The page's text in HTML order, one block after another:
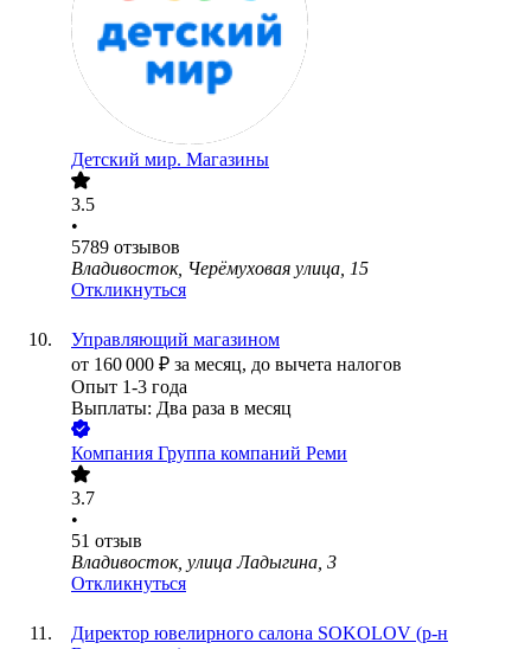
Детский мир. Магазины
3.5
•
5789 отзывов
Владивосток, Черёмуховая улица, 15
Откликнуться
Управляющий магазином
от 160 000 ₽ за месяц, до вычета налогов
Опыт 1-3 года
Выплаты: Два раза в месяц
Компания Группа компаний Реми
3.7
•
51 отзыв
Владивосток, улица Ладыгина, 3
Откликнуться
Директор ювелирного салона SOKOLOV (р-н